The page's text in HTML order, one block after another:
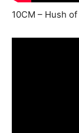
10CM – Hush